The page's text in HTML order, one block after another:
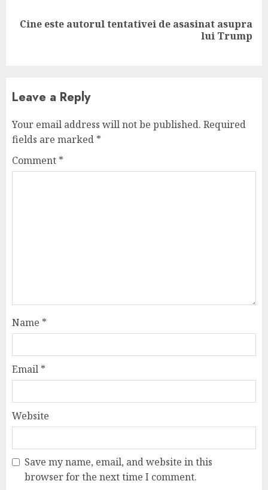
Next
Cine este autorul tentativei de asasinat asupra
lui Trump
Leave a Reply
Your email address will not be published. Required
fields are marked *
Comment *
Name *
Email *
Website
Save my name, email, and website in this
browser for the next time I comment.